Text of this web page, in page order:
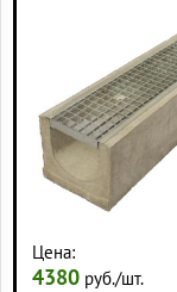
Цена:
4380 руб./шт.